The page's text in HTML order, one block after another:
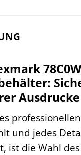
Ausdrucke
und jedes
ist die Wahl